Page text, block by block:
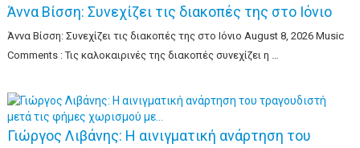
Άννα Βίσση: Συνεχίζει τις διακοπές της στο Ιόνιο
Άννα Βίσση: Συνεχίζει τις διακοπές της στο Ιόνιο August 8, 2026 Music
Comments : Τις καλοκαιρινές της διακοπές συνεχίζει η …
Γιώργος Λιβάνης: Η αινιγματική ανάρτηση του